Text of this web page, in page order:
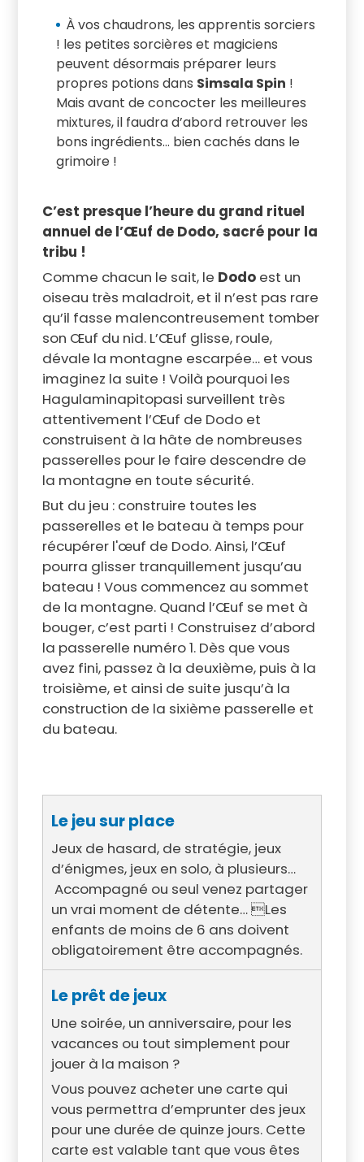
À vos chaudrons, les apprentis sorciers
! les petites sorcières et magiciens
peuvent désormais préparer leurs
propres potions dans Simsala Spin !
Mais avant de concocter les meilleures
mixtures, il faudra d’abord retrouver les
bons ingrédients… bien cachés dans le
grimoire !
C’est presque l’heure du grand rituel
annuel de l’Œuf de Dodo, sacré pour la
tribu !
Comme chacun le sait, le Dodo est un
oiseau très maladroit, et il n’est pas rare
qu’il fasse malencontreusement tomber
son Œuf du nid. L’Œuf glisse, roule,
dévale la montagne escarpée… et vous
imaginez la suite ! Voilà pourquoi les
Hagulaminapitopasi surveillent très
attentivement l’Œuf de Dodo et
construisent à la hâte de nombreuses
passerelles pour le faire descendre de
la montagne en toute sécurité.
But du jeu : construire toutes les
passerelles et le bateau à temps pour
récupérer l'œuf de Dodo. Ainsi, l’Œuf
pourra glisser tranquillement jusqu’au
bateau ! Vous commencez au sommet
de la montagne. Quand l’Œuf se met à
bouger, c’est parti ! Construisez d’abord
la passerelle numéro 1. Dès que vous
avez fini, passez à la deuxième, puis à la
troisième, et ainsi de suite jusqu’à la
construction de la sixième passerelle et
du bateau.
Le jeu sur place
Jeux de hasard, de stratégie, jeux
d’énigmes, jeux en solo, à plusieurs…
Accompagné ou seul venez partager
un vrai moment de détente… Les
enfants de moins de 6 ans doivent
obligatoirement être accompagnés.
Le prêt de jeux
Une soirée, un anniversaire, pour les
vacances ou tout simplement pour
jouer à la maison ?
Vous pouvez acheter une carte qui
vous permettra d’emprunter des jeux
pour une durée de quinze jours. Cette
carte est valable tant que vous êtes